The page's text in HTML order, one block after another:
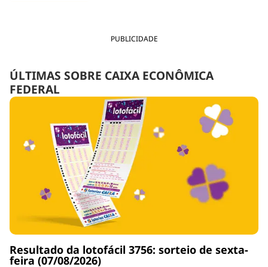
PUBLICIDADE
ÚLTIMAS SOBRE CAIXA ECONÔMICA
FEDERAL
Resultado da lotofácil 3756: sorteio de sexta-
feira (07/08/2026)